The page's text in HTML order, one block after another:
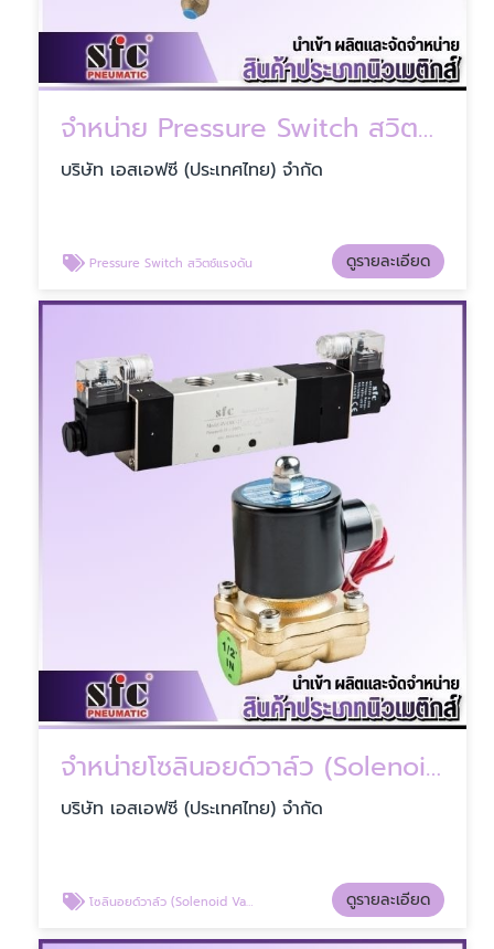
จำหน่าย Pressure Switch สวิตช์แรงดัน
บริษัท เอสเอฟซี (ประเทศไทย) จำกัด
Pressure Switch สวิตช์แรงดัน ดูรายละเอียด
จำหน่ายโซลินอยด์วาล์ว (Solenoid Valve)
บริษัท เอสเอฟซี (ประเทศไทย) จำกัด
โซลินอยด์วาล์ว (Solenoid Valve) ดูรายละเอียด